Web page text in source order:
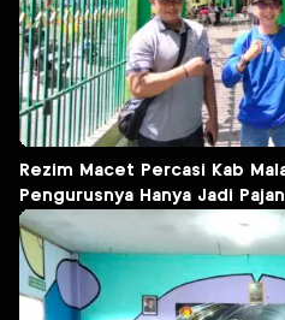
Rezim Macet Percasi Kab
Pengurusnya Hanya Jadi